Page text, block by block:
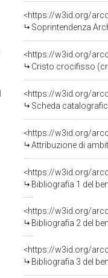
<https://w3id.org/
Soprintendenza
<https://w3id.org/
Cristo crocifisso
<https://w3id.org/
Scheda
<https://w3id.org/
Attribuzione di
<https://w3id.org/
Bibliografia 1 del
<https://w3id.org/
Bibliografia 2 del
<https://w3id.org/
Bibliografia 3 del